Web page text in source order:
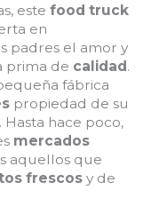
este food truck
en
padres el amor y
prima de calidad.
fábrica
propiedad de su
Hasta hace poco,
mercados
aquellos que
frescosy de